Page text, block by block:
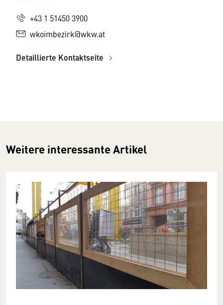
+43 1 51450 3900
wkoimbezirk@wkw.at
Detaillierte Kontaktseite
Weitere interessante Artikel